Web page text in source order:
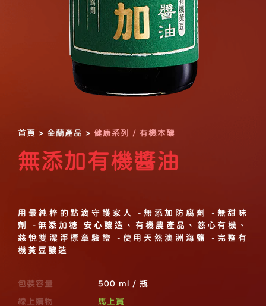
首頁 > 金蘭產品 > 健康系列 / 有機本釀
無添加有機醬油
用最純粹的點滴守護家人 -無添加防腐劑 -無甜味
劑 -無添加糖 安心釀造、有機農產品、慈心有機、
慈悅雙潔淨標章驗證 -使用天然澳洲海鹽 -完整有
機黃豆釀造
包裝容量 500 ml / 瓶
線上購物 馬上買